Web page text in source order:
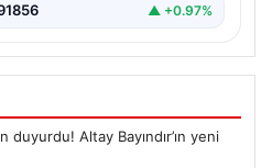
▲ +0.97%
Altay Bayındır’ın yeni